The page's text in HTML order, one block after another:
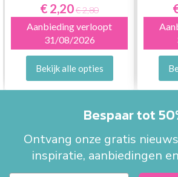
€ 2,20€ 2,80
Aanbieding verloopt
31/08/2026
Bekijk alle opties
Bespaar tot
Ontvang onze gratis
inspiratie, aanbiedingen